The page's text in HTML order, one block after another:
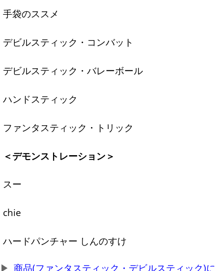
手袋のススメ
デビルスティック・コンバット
デビルスティック・バレーボール
ハンドスティック
ファンタスティック・トリック
＜デモンストレーション＞
スー
chie
ハードパンチャー しんのすけ
商品(ファンタスティック・デビルスティック)に